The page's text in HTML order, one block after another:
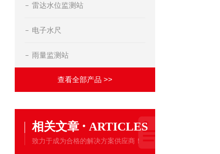
雷达水位监测站
电子水尺
雨量监测站
查看全部产品 >>
相关文章 · ARTICLES
致力于成为合格的解决方案供应商！